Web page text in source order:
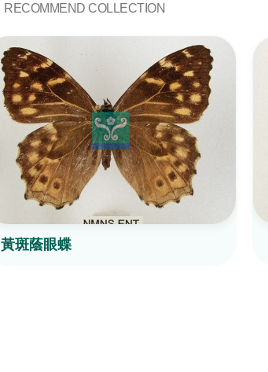
RECOMMEND COLLECTION
黃斑蔭眼蝶